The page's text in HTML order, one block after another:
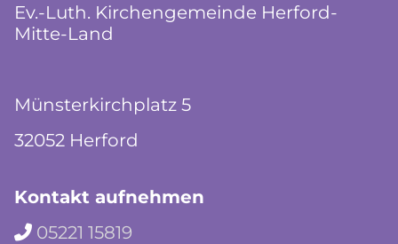
Ev.-Luth. Kirchengemeinde Herford-
Mitte-Land
Münsterkirchplatz 5
32052 Herford
Kontakt aufnehmen
 05221 15819